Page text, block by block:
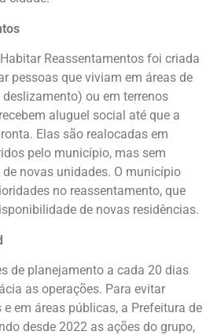
Reassentamentos foi criada
pessoas que viviam em áreas de
ou em terrenos
aluguel social até que a
Elas são realocadas em
pelo município, mas sem
novas unidades. O município
no reassentamento, que
de novas residências.
de planejamento a cada 20 dias
as operações. Para evitar
em áreas públicas, a Prefeitura de
desde 2022 as ações do grupo,